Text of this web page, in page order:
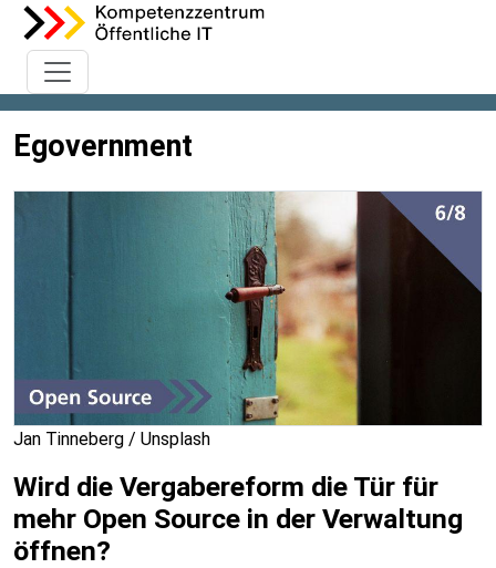
Egovernment
Jan Tinneberg / Unsplash
Wird die Vergabereform die Tür für
mehr Open Source in der Verwaltung
öffnen?